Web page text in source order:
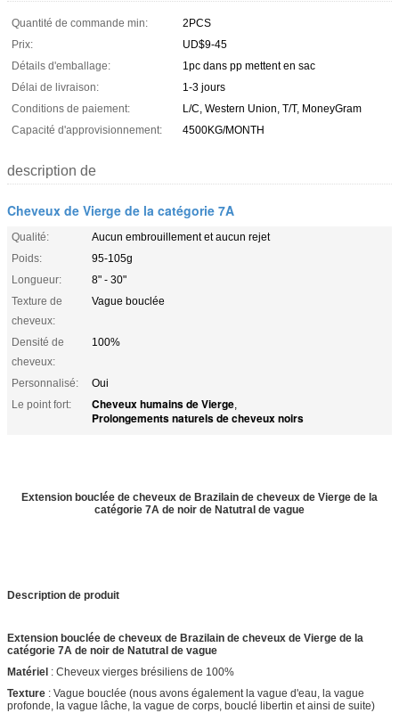
Quantité de commande min:
2PCS
Prix:
UD$9-45
Détails d'emballage:
1pc dans pp mettent en sac
Délai de livraison:
1-3 jours
Conditions de paiement:
L/C, Western Union, T/T, MoneyGram
Capacité d'approvisionnement:
4500KG/MONTH
description de
Cheveux de Vierge de la catégorie 7A
Qualité:
Aucun embrouillement et aucun rejet
Poids:
95-105g
Longueur:
8" - 30"
Texture de
cheveux:
Vague bouclée
Densité de
cheveux:
100%
Personnalisé:
Oui
Le point fort:
Cheveux humains de Vierge,
Prolongements naturels de cheveux noirs
Extension bouclée de cheveux de Brazilain de cheveux de Vierge de la
catégorie 7A de noir de Natutral de vague
Description de produit
Extension bouclée de cheveux de Brazilain de cheveux de Vierge de la
catégorie 7A de noir de Natutral de vague
Matériel : Cheveux vierges brésiliens de 100%
Texture : Vague bouclée (nous avons également la vague d'eau, la vague
profonde, la vague lâche, la vague de corps, bouclé libertin et ainsi de suite)